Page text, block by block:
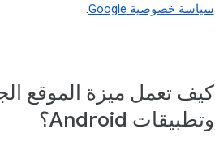
سياسة خصوصية Google
.
كيف تعمل ميزة الموقع
وتطبيقات Android؟